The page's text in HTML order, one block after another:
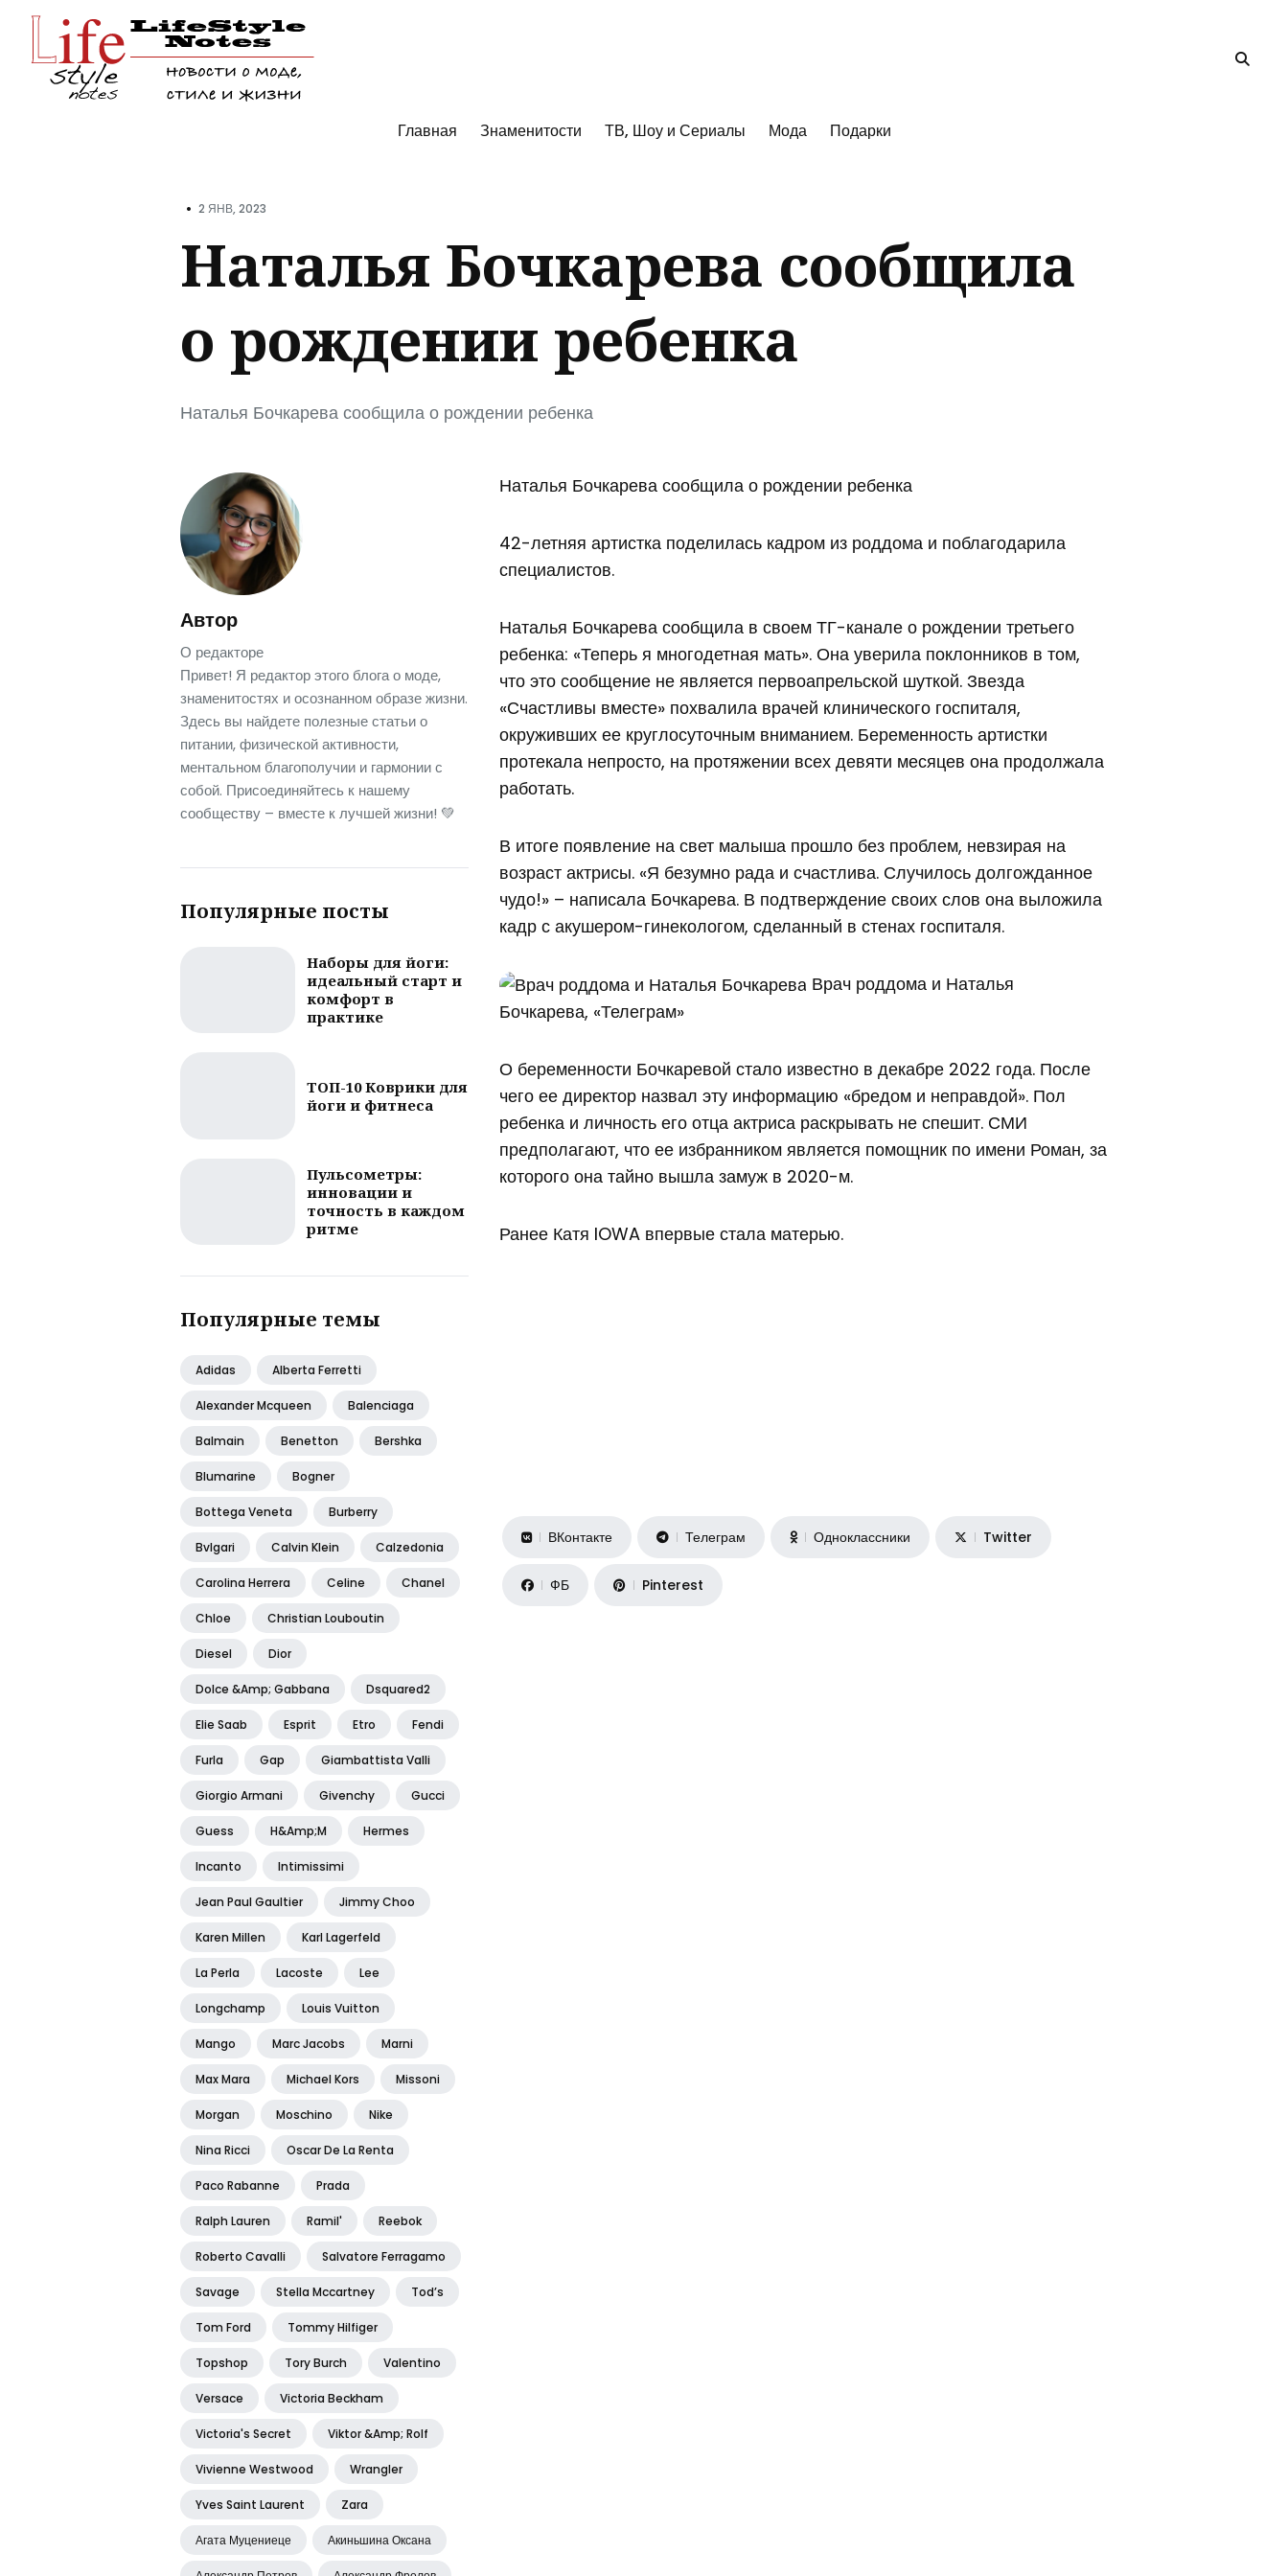
Главная Знаменитости ТВ, Шоу и Сериалы Мода Подарки
по
• 2 ЯНВ, 2023
Наталья Бочкарева сообщила
о рождении ребенка
Наталья Бочкарева сообщила о рождении ребенка
Автор
О редакторе
Привет! Я редактор этого блога о моде,
знаменитостях и осознанном образе жизни.
Здесь вы найдете полезные статьи о
питании, физической активности,
ментальном благополучии и гармонии с
собой. Присоединяйтесь к нашему
сообществу – вместе к лучшей жизни! 💚
Популярные посты
Наборы для йоги:
идеальный старт и
комфорт в
практике
ТОП-10 Коврики для
йоги и фитнеса
Пульсометры:
инновации и
точность в каждом
ритме
Популярные темы
Adidas Alberta Ferretti
Alexander Mcqueen Balenciaga
Balmain Benetton Bershka
Blumarine Bogner
Bottega Veneta Burberry
Bvlgari Calvin Klein Calzedonia
Carolina Herrera Celine Chanel
Chloe Christian Louboutin
Diesel Dior
Dolce &amp; Gabbana Dsquared2
Elie Saab Esprit Etro Fendi
Furla Gap Giambattista Valli
Giorgio Armani Givenchy Gucci
Guess H&amp;m Hermes
Incanto Intimissimi
Jean Paul Gaultier Jimmy Choo
Karen Millen Karl Lagerfeld
La Perla Lacoste Lee
Longchamp Louis Vuitton
Mango Marc Jacobs Marni
Max Mara Michael Kors Missoni
Morgan Moschino Nike
Nina Ricci Oscar De La Renta
Paco Rabanne Prada
Ralph Lauren Ramil' Reebok
Roberto Cavalli Salvatore Ferragamo
Savage Stella Mccartney Tod’s
Tom Ford Tommy Hilfiger
Topshop Tory Burch Valentino
Versace Victoria Beckham
Victoria's Secret Viktor &amp; Rolf
Vivienne Westwood Wrangler
Yves Saint Laurent Zara
Агата Муцениеце Акиньшина Оксана
Наталья Бочкарева сообщила о рождении ребенка
42-летняя артистка поделилась кадром из роддома и поблагодарила
специалистов.
Наталья Бочкарева сообщила в своем ТГ-канале о рождении третьего
ребенка: «Теперь я многодетная мать». Она уверила поклонников в том,
что это сообщение не является первоапрельской шуткой. Звезда
«Счастливы вместе» похвалила врачей клинического госпиталя,
окруживших ее круглосуточным вниманием. Беременность артистки
протекала непросто, на протяжении всех девяти месяцев она продолжала
работать.
В итоге появление на свет малыша прошло без проблем, невзирая на
возраст актрисы. «Я безумно рада и счастлива. Случилось долгожданное
чудо!» – написала Бочкарева. В подтверждение своих слов она выложила
кадр с акушером-гинекологом, сделанный в стенах госпиталя.
Врач роддома и Наталья
Бочкарева, «Телеграм»
О беременности Бочкаревой стало известно в декабре 2022 года. После
чего ее директор назвал эту информацию «бредом и неправдой». Пол
ребенка и личность его отца актриса раскрывать не спешит. СМИ
предполагают, что ее избранником является помощник по имени Роман, за
которого она тайно вышла замуж в 2020-м.
Ранее Катя IOWA впервые стала матерью.
ВКонтакте Телеграм Одноклассники Twitter
ФБ Pinterest